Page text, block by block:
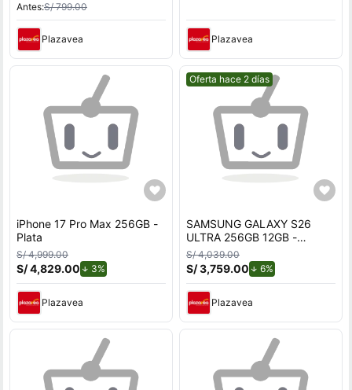
Antes:S/ 799.00
Plazavea Plazavea
iPhone 17 Pro Max 256GB -
Plata
S/ 4,999.00
S/ 4,829.00 3%
Plazavea
Mejor precio.
Oferta hace 2 días
SAMSUNG GALAXY S26
ULTRA 256GB 12GB -
BLANCO
S/ 4,039.00
S/ 3,759.00 6%de descuento.
Plazavea